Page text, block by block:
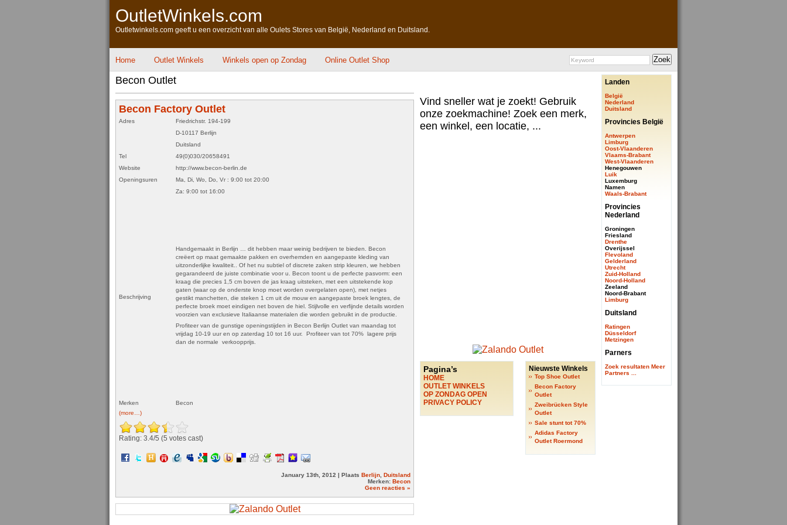
OutletWinkels.com
Outletwinkels.com geeft u een overzicht van alle Oulets Stores van België, Nederland en Duitsland.
Home Outlet Winkels Winkels open op Zondag Online Outlet Shop
Becon Outlet
Becon Factory Outlet
Adres
Friedrichstr. 194-199
D-10117 Berlijn
Duitsland
Tel
49(0)030/20658491
Website
http://www.becon-berlin.de
Openingsuren
Ma, Di, Wo, Do, Vr : 9:00 tot 20:00
Za: 9:00 tot 16:00
Beschrijving
Handgemaakt in Berlijn … dit hebben maar weinig bedrijven te bieden. Becon
creëert op maat gemaakte pakken en overhemden en aangepaste kleding van
uitzonderlijke kwaliteit.. Of het nu subtiel of discrete zaken strip kleuren, we hebben
gegarandeerd de juiste combinatie voor u. Becon toont u de perfecte pasvorm: een
kraag die precies 1,5 cm boven de jas kraag uitsteken, met een uitstekende kop
gaten (waar op de onderste knop moet worden overgelaten open), met netjes
gestikt manchetten, die steken 1 cm uit de mouw en aangepaste broek lengtes, de
perfecte broek moet eindigen net boven de hiel. Stijlvolle en verfijnde details worden
voorzien van exclusieve Italiaanse materialen die worden gebruikt in de productie.
Profiteer van de gunstige openingstijden in Becon Berlijn Outlet van maandag tot
vrijdag 10-19 uur en op zaterdag 10 tot 16 uur. Profiteer van tot 70% lagere prijs
dan de normale verkoopprijs.
Merken
Becon
(more…)
Rating: 3.4/5 (5 votes cast)
January 13th, 2012 | Plaats Berlijn Duitsland
Merken: Becon
Geen reacties »
Vind sneller wat je zoekt! Gebruik
onze zoekmachine! Zoek een merk,
een winkel, een locatie, ...
Pagina’s
HOME
OUTLET WINKELS
OP ZONDAG OPEN
PRIVACY POLICY
Nieuwste Winkels
Top Shoe Outlet
Becon Factory
Outlet
Zweibrücken Style
Outlet
Sale stunt tot 70%
Adidas Factory
Outlet Roermond
Landen
België
Nederland
Duitsland
Provincies België
Antwerpen
Limburg
Oost-Vlaanderen
Vlaams-Brabant
West-Vlaanderen
Henegouwen
Luik
Luxemburg
Namen
Waals-Brabant
Provincies
Nederland
Groningen
Friesland
Drenthe
Overijssel
Flevoland
Gelderland
Utrecht
Zuid-Holland
Noord-Holland
Zeeland
Noord-Brabant
Limburg
Duitsland
Ratingen
Düsseldorf
Metzingen
Parners
Zoek resultaten Meer
Partners ...